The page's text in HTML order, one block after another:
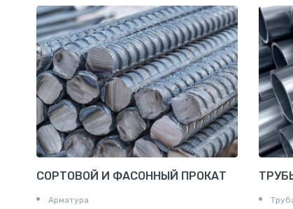
СОРТОВОЙ И ФАСОННЫЙ ПРОКАТ
Арматура